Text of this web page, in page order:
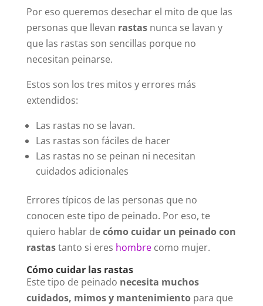
Por eso queremos desechar el mito de que las
personas que llevan rastasnunca se lavan y
que las rastas son sencillas porque no
necesitan peinarse.
Estos son los tres mitos y errores más
extendidos:
Las rastas no se lavan.
Las rastas son fáciles de hacer
Las rastas no se peinan ni necesitan
cuidados adicionales
Errores típicos de las personas que no
conocen este tipo de peinado. Por eso, te
quiero hablar decómo cuidar un peinado con
rastastanto si eres hombrecomo mujer.
Cómo cuidar las rastas
Este tipo de peinado necesita muchos
cuidados, mimos y mantenimientopara que